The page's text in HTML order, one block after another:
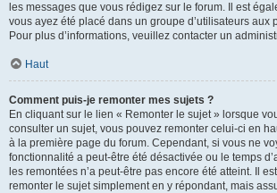
les messages que vous rédigez sur le forum. Il est
vous ayez été placé dans un groupe d’utilisateurs aux
Pour plus d’informations, veuillez contacter un
Haut
Comment puis-je remonter mes sujets ?
En cliquant sur le lien « Remonter le sujet » lorsque
consulter un sujet, vous pouvez remonter celui-ci en
à la première page du forum. Cependant, si vous ne
fonctionnalité a peut-être été désactivée ou le temps
les remontées n’a peut-être pas encore été atteint. Il
remonter le sujet simplement en y répondant, mais